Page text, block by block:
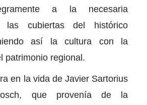
a la necesaria
las cubiertas del histórico
así la cultura con la
patrimonio regional.
en la vida de Javier Sartorius
que provenía de la